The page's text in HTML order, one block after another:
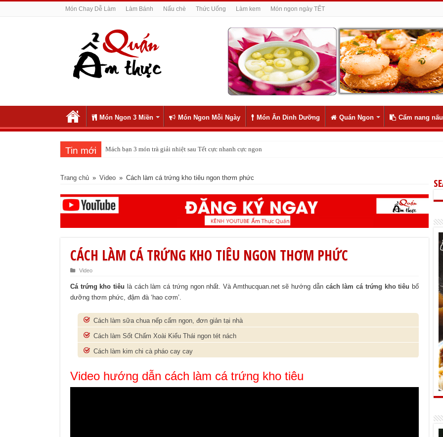
Món Chay Dễ Làm Làm Bánh Nấu chè Thức Uống Làm kem Món ngon ngày TẾT
Món Ngon 3 Miền Món Ngon Mỗi Ngày Món Ăn Dinh Dưỡng Quán Ngon Cẩm nang
Tin mới Mách bạn 3 món trà giải nhiệt sau Tết cực nhanh cực ngon
Cách cúng khai trương thế nào để làm ăn thuận lợi, phát đạt
Trang chủ » Video » Cách làm cá trứng kho tiêu ngon thơm phức
CÁCH LÀM CÁ TRỨNG KHO TIÊU NGON THƠM PHỨC
Video
Cá trứng kho tiêu là cách làm cá trứng ngon nhất. Và Amthucquan.net sẽ hướng dẫn cách làm cá trứng kho tiêu bổ
dưỡng thơm phức, đậm đà ‘hao cơm’.
Cách làm sữa chua nếp cẩm ngon, đơn giản tại nhà
Cách làm Sốt Chấm Xoài Kiểu Thái ngon tét nách
Cách làm kim chi cà pháo cay cay
Video hướng dẫn cách làm cá trứng kho tiêu